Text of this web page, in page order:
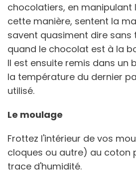
chocolatiers, en
cette manière, sentent la
savent quasiment dire
quand le chocolat est à la
Il est ensuite remis dans un
la température du dernier
utilisé.
Le moulage
Frottez l'intérieur de vos
cloques ou autre) au coton
trace d'humidité.